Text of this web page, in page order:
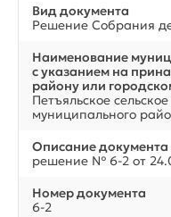
Вид документа
Решение Собрания
Наименование
с указанием на
району или
Петъяльское
муниципального
Описание документа
решение № 6-2 от
Номер документа
6-2